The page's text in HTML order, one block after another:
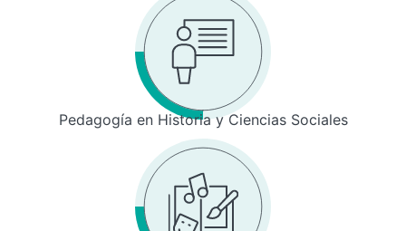
Pedagogía en Historia y Ciencias Sociales